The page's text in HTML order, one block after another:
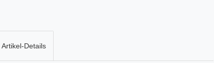
Artikel-Details